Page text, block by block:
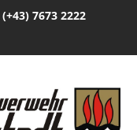
(+43) 7673 2222